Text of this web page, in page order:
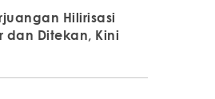
Hilirisasi
dan Ditekan, Kini